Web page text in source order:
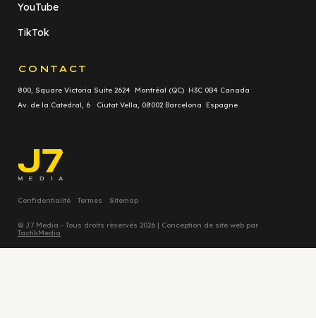
YouTube
TikTok
CONTACT
800, Square Victoria Suite 2624 Montréal (QC) H3C 0B4 Canada
Av. de la Catedral, 6 Ciutat Vella, 08002 Barcelona Espagne
Confidentialité Termes Sitemap
© J7 Media - Tous droits réservés 2026 | Conception de site web par
TactikMedia